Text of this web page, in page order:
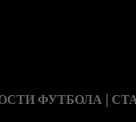
ФУТБОЛА |